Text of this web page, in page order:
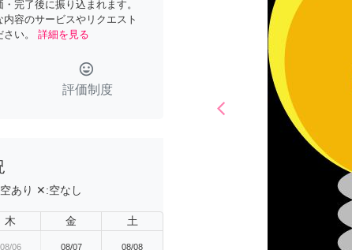
完了後に振り込まれます。
容のサービスやリクエスト
い。
詳細を見る
tag_faces
評価制度
空あり ✕:空なし
木 金 土
08/06 08/07 08/08
arrow_back_iosPrevious